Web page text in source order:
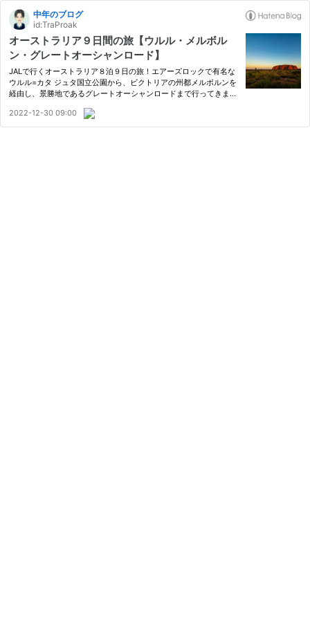
中年のブログ
id:TraProak
オーストラリア９日間の旅【ウルル・メルボル
ン・グレートオーシャンロード】
JALで行くオーストラリア８泊９日の旅！エアーズロックで有名な
ウルル=カタ ジュタ国立公園から、ビクトリアの州都メルボルンを
経由し、景勝地であるグレートオーシャンロードまで行ってきまし
す！
2022-12-30 09:00